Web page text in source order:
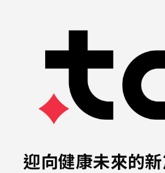
迎向健康未來的